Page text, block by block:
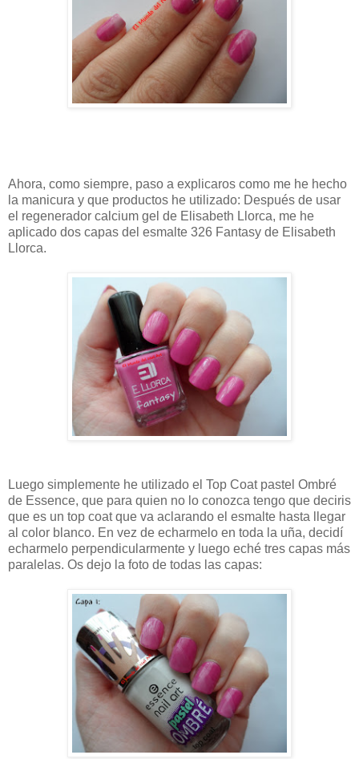
Ahora, como siempre, paso a explicaros como me he hecho
la manicura y que productos he utilizado: Después de usar
el regenerador calcium gel de Elisabeth Llorca, me he
aplicado dos capas del esmalte 326 Fantasy de Elisabeth
Llorca.
Luego simplemente he utilizado el Top Coat pastel Ombré
de Essence, que para quien no lo conozca tengo que deciris
que es un top coat que va aclarando el esmalte hasta llegar
al color blanco. En vez de echarmelo en toda la uña, decidí
echarmelo perpendicularmente y luego eché tres capas más
paralelas. Os dejo la foto de todas las capas: